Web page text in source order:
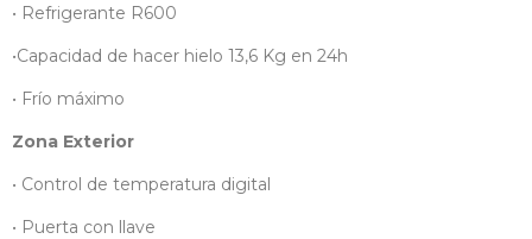
• Refrigerante R600
•Capacidad de hacer hielo 13,6 Kg en 24h
• Frío máximo
Zona Exterior
• Control de temperatura digital
• Puerta con llave